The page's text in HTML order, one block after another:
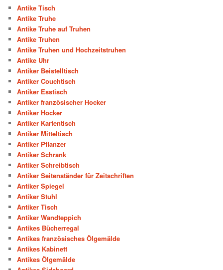
Antike Tisch
Antike Truhe
Antike Truhe auf Truhen
Antike Truhen
Antike Truhen und Hochzeitstruhen
Antike Uhr
Antiker Beistelltisch
Antiker Couchtisch
Antiker Esstisch
Antiker französischer Hocker
Antiker Hocker
Antiker Kartentisch
Antiker Mitteltisch
Antiker Pflanzer
Antiker Schrank
Antiker Schreibtisch
Antiker Seitenständer für Zeitschriften
Antiker Spiegel
Antiker Stuhl
Antiker Tisch
Antiker Wandteppich
Antikes Bücherregal
Antikes französisches Ölgemälde
Antikes Kabinett
Antikes Ölgemälde